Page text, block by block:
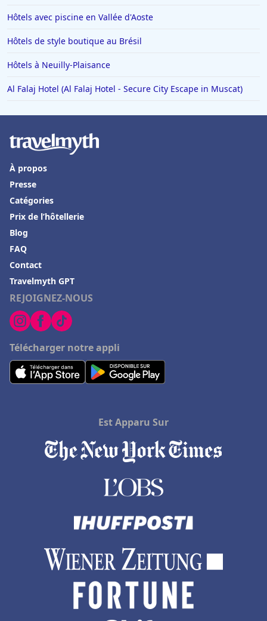
Hôtels avec piscine en Vallée d'Aoste
Hôtels de style boutique au Brésil
Hôtels à Neuilly-Plaisance
Al Falaj Hotel (Al Falaj Hotel - Secure City Escape in Muscat)
REJOIGNEZ-NOUS
Télécharger notre appli
À propos
Presse
Catégories
Prix de l’hôtellerie
Blog
FAQ
Contact
Travelmyth GPT
Est Apparu Sur